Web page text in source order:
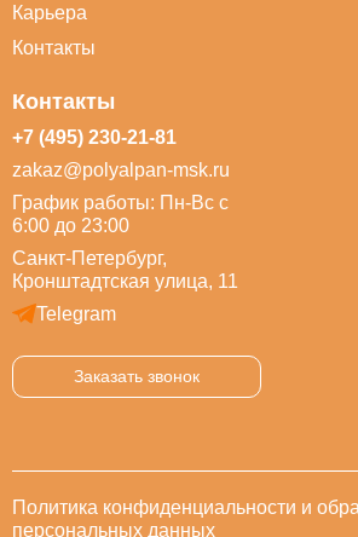
Карьера
Контакты
Контакты
+7 (495) 230-21-81
zakaz@polyalpan-msk.ru
График работы: Пн-Вс с
6:00 до 23:00
Санкт-Петербург,
Кронштадтская улица, 11
Telegram
Заказать звонок
Политика конфиденциальности и
персональных данных